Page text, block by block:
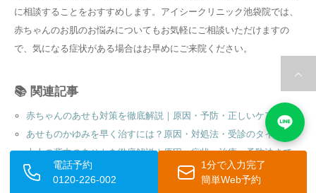
に相談することをおすすめします。アイシークリニック池袋院では、
赤ちゃんのお肌のお悩みについてもお気軽にご相談いただけますの
で、気になる症状がある場合はお早めにご来院ください。
📚 関連記事
赤ちゃんのあせも対策を徹底解説｜原因・予防・正しいケア方法
あせものかゆみを早く治すには？原因・対処法・受診のタイミング
大人の背中のあせもを徹底解説｜原因・症状・治療・予防法まで
汗が止まらない原因と対策｜多汗症の症状・治療法を解説
電話予約
0120-226-002
1分で入力完了
簡単Web予約